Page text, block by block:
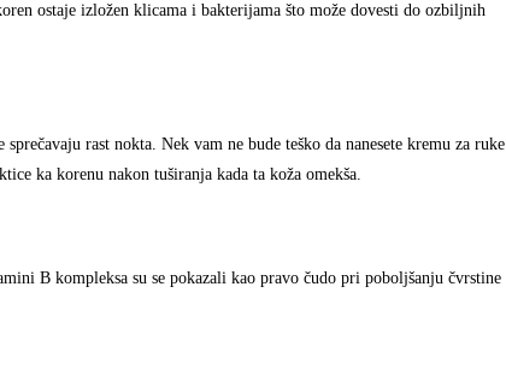
ostaje izložen klicama i bakterijama što može dovesti do ozbiljnih
rast nokta. Nek vam ne bude teško da nanesete kremu za ruke
ka korenu nakon tuširanja kada ta koža omekša.
B kompleksa su se pokazali kao pravo čudo pri poboljšanju čvrstine